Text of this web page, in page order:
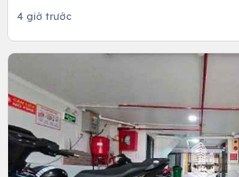
4 giờ trước